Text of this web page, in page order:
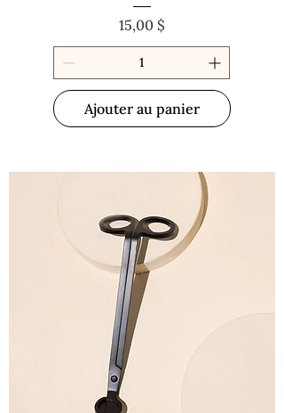
Prix
15,00 $
Ajouter au panier